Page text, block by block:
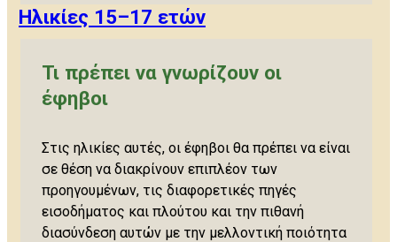
Ηλικίες 15–17 ετών
Τι πρέπει να γνωρίζουν οι
έφηβοι
Στις ηλικίες αυτές, οι έφηβοι θα πρέπει να είναι
σε θέση να διακρίνουν επιπλέον των
προηγουμένων, τις διαφορετικές πηγές
εισοδήματος και πλούτου και την πιθανή
διασύνδεση αυτών με την μελλοντική ποιότητα